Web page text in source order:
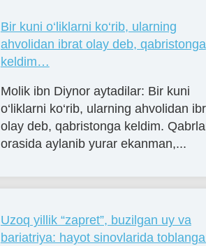
Bir kuni o‘liklarni ko‘rib, ularning
ahvolidan ibrat olay deb, qabristonga
keldim…
Molik ibn Diynor aytadilar: Bir kuni
o‘liklarni ko‘rib, ularning ahvolidan
olay deb, qabristonga keldim.
orasida aylanib yurar ekanman,...
Uzoq yillik “zapret”, buzilgan uy va
bariatriya: hayot sinovlarida